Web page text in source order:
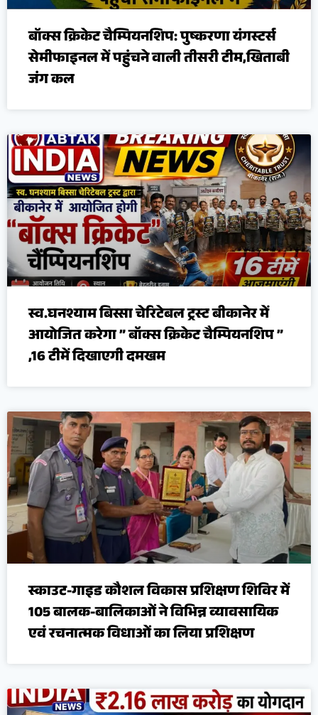
बॉक्स क्रिकेट चैम्पियनशिप: पुष्करणा यंगस्टर्स
सेमीफाइनल में पहुंचने वाली तीसरी टीम,खिताबी
जंग कल
स्व.घनश्याम बिस्सा चेरिटेबल ट्रस्ट बीकानेर में
आयोजित करेगा ” बॉक्स क्रिकेट चैम्पियनशिप ”
,16 टीमें दिखाएगी दमखम
स्काउट-गाइड कौशल विकास प्रशिक्षण शिविर में
105 बालक-बालिकाओं ने विभिन्न व्यावसायिक
एवं रचनात्मक विधाओं का लिया प्रशिक्षण